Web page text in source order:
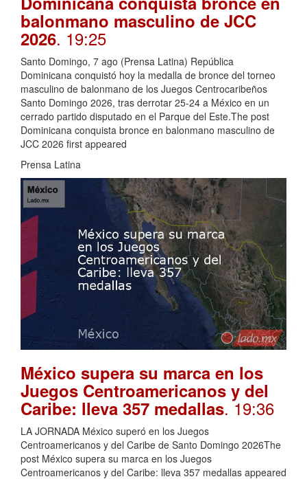
balonmano masculino de JCC
2026. 19:25
Santo Domingo, 7 ago (Prensa Latina) República
Dominicana conquistó hoy la medalla de bronce del torneo
masculino de balonmano de los Juegos Centrocaribeños
Santo Domingo 2026, tras derrotar 25-24 a México en un
cerrado partido disputado en el Parque del Este.The post
Dominicana conquista bronce en balonmano masculino de
JCC 2026 first appeared
Prensa Latina
México supera su marca en los
Juegos Centroamericanos y del
Caribe: lleva 357 medallas. 19:36
LA JORNADA México superó en los Juegos
Centroamericanos y del Caribe de Santo Domingo 2026The
post México supera su marca en los Juegos
Centroamericanos y del Caribe: lleva 357 medallas appeared